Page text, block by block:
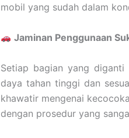
mobil yang sudah dalam
Jaminan Penggunaan
Setiap bagian yang
daya tahan tinggi dan
khawatir mengenai
dengan prosedur yang